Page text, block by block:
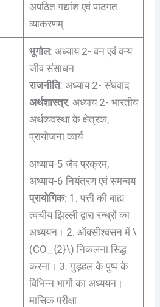
अपठित गद्यांश एवं पाठगत
व्याकरणम्
भूगोल: अध्याय 2- वन एवं वन्य
जीव संसाधन
राजनीति: अध्याय 2- संघवाद
अर्थशास्त्र: अध्याय 2- भारतीय
अर्थव्यवस्था के क्षेत्रक,
प्रायोजना कार्य
अध्याय-5 जैव प्रक्रम,
अध्याय-6 नियंत्रण एवं समन्वय
प्रायोगिक: 1. पत्ती की बाह्य
त्वचीय झिल्ली द्वारा रन्ध्रों का
अध्ययन। 2. ऑक्सीश्वसन में \
(CO_{2}\) निकलना सिद्ध
करना। 3. गुड़हल के पुष्प के
विभिन्न भागों का अध्ययन।
मासिक परीक्षा